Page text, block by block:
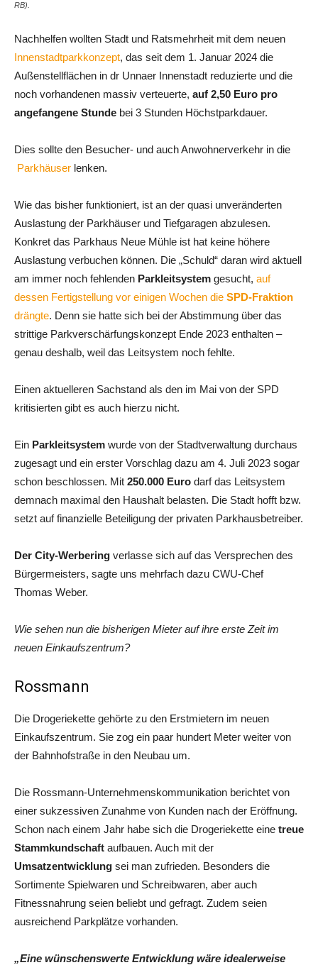
RB).
Nachhelfen wollten Stadt und Ratsmehrheit mit dem neuen
Innenstadtparkkonzept, das seit dem 1. Januar 2024 die
Außenstellflächen in dr Unnaer Innenstadt reduzierte und die
noch vorhandenen massiv verteuerte, auf 2,50 Euro pro
angefangene Stunde bei 3 Stunden Höchstparkdauer.
Dies sollte den Besucher- und auch Anwohnerverkehr in die
Parkhäuser lenken.
Wie das bisher funktioniert, ist an der quasi unveränderten
Auslastung der Parkhäuser und Tiefgaragen abzulesen.
Konkret das Parkhaus Neue Mühle ist hat keine höhere
Auslastung verbuchen können. Die „Schuld“ daran wird aktuell
am immer noch fehlenden Parkleitsystem gesucht, auf
dessen Fertigstellung vor einigen Wochen die SPD-Fraktion
drängte. Denn sie hatte sich bei der Abstimmung über das
strittige Parkverschärfungskonzept Ende 2023 enthalten –
genau deshalb, weil das Leitsystem noch fehlte.
Einen aktuelleren Sachstand als den im Mai von der SPD
kritisierten gibt es auch hierzu nicht.
Ein Parkleitsystem wurde von der Stadtverwaltung durchaus
zugesagt und ein erster Vorschlag dazu am 4. Juli 2023 sogar
schon beschlossen. Mit 250.000 Euro darf das Leitsystem
demnach maximal den Haushalt belasten. Die Stadt hofft bzw.
setzt auf finanzielle Beteiligung der privaten Parkhausbetreiber.
Der City-Werbering verlasse sich auf das Versprechen des
Bürgermeisters, sagte uns mehrfach dazu CWU-Chef
Thomas Weber.
Wie sehen nun die bisherigen Mieter auf ihre erste Zeit im
neuen Einkaufszentrum?
Rossmann
Die Drogeriekette gehörte zu den Erstmietern im neuen
Einkaufszentrum. Sie zog ein paar hundert Meter weiter von
der Bahnhofstraße in den Neubau um.
Die Rossmann-Unternehmenskommunikation berichtet von
einer sukzessiven Zunahme von Kunden nach der Eröffnung.
Schon nach einem Jahr habe sich die Drogeriekette eine treue
Stammkundschaft aufbauen. Auch mit der
Umsatzentwicklung sei man zufrieden. Besonders die
Sortimente Spielwaren und Schreibwaren, aber auch
Fitnessnahrung seien beliebt und gefragt. Zudem seien
ausreichend Parkplätze vorhanden.
„Eine wünschenswerte Entwicklung wäre idealerweise